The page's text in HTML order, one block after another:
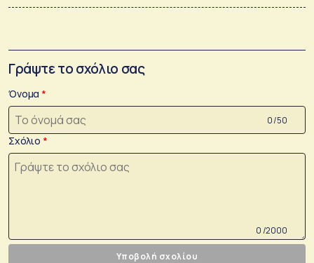
Γράψτε το σχόλιο σας
Όνομα
0 /50
Σχόλιο
0 /2000
Υποβολή σχολίου